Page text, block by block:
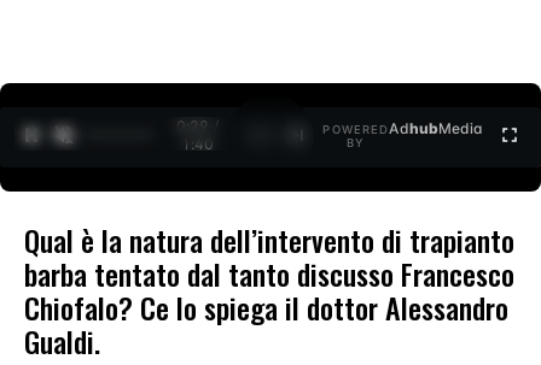
0:30 /
1:40
POWERED
BY
AdhubMedia
Qual è la natura dell’intervento di trapianto
barba tentato dal tanto discusso Francesco
Chiofalo? Ce lo spiega il dottor Alessandro
Gualdi.